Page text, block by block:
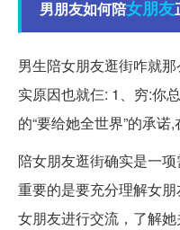
男朋友如何陪女朋友
男生陪女朋友逛街咋就
实原因也就仨: 1、穷:你
的“要给她全世界”的承诺
陪女朋友逛街确实是一
重要的是要充分理解女
女朋友进行交流，了解